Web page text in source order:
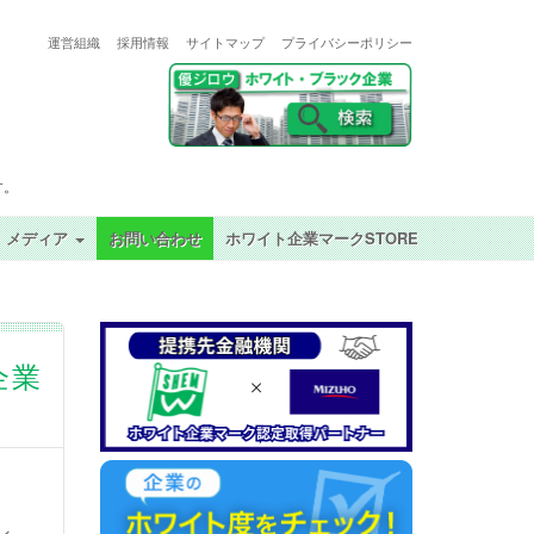
運営組織 採用情報 サイトマップ プライバシーポリシー
メディア お問い合わせ ホワイト企業マークSTORE
業